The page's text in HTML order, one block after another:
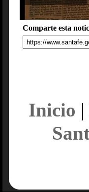
Comparte esta
Inicio |